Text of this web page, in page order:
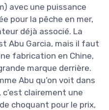
avec une puissance
pour la pêche en mer,
déjà associé. La
Abu Garcia, mais il faut
fabrication en Chine,
marque derrière.
Abu qu’on voit dans
clairement une
choquant pour le prix,